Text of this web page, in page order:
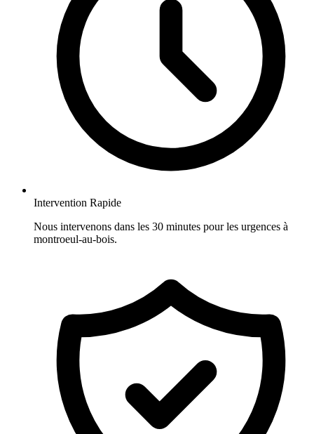
Intervention Rapide
Nous intervenons dans les 30 minutes pour les urgences à
montroeul-au-bois.